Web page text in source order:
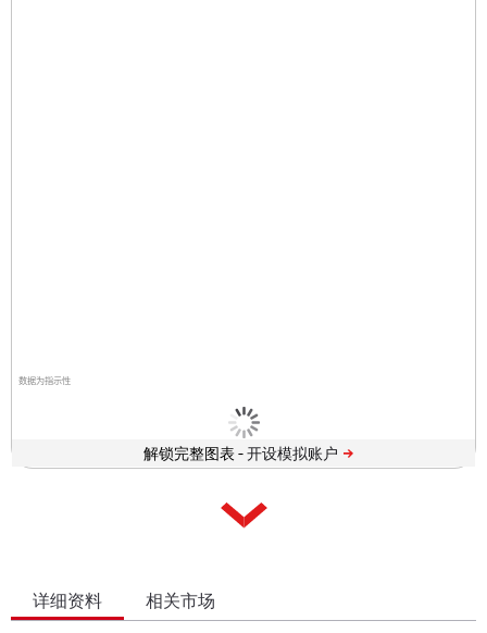
数据为指示性
解锁完整图表 -
详细资料 相关市场